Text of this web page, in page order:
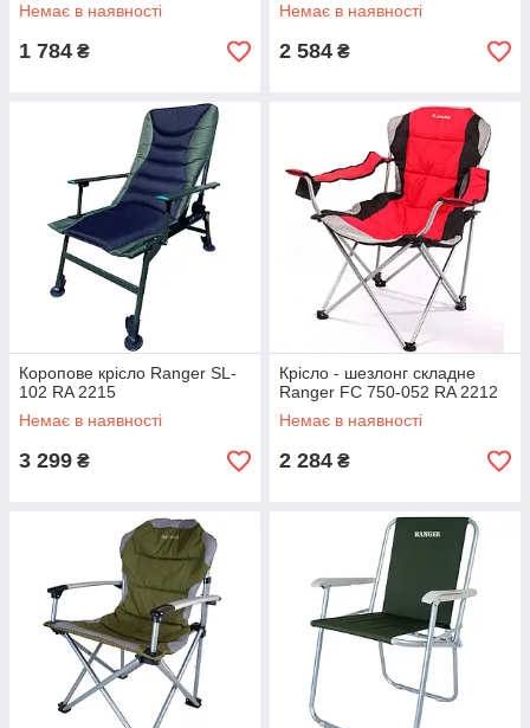
Немає в наявності
1 784 ₴
Немає в наявності
2 584 ₴
Коропове крісло Ranger SL-
102 RA 2215
Немає в наявності
3 299 ₴
Крісло - шезлонг складне
Ranger FC 750-052 RA 2212
Немає в наявності
2 284 ₴